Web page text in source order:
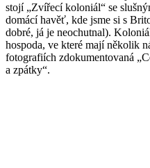
stojí „Zvířecí koloniál“ se
domácí havěť, kde jsme si s
dobré, já je neochutnal).
hospoda, ve které mají několik
fotografiích zdokumentovaná
a zpátky“.